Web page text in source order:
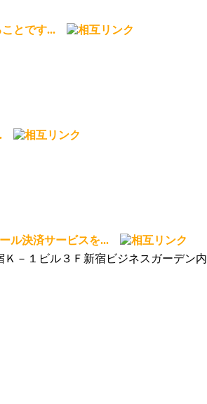
ことです...
ル決済サービスを...
－１ビル３Ｆ新宿ビジネスガーデン内